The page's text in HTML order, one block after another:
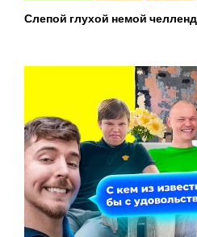
Слепой глухой немой